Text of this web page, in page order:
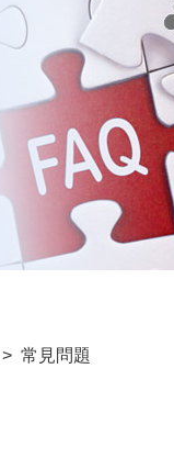
> 常見問題